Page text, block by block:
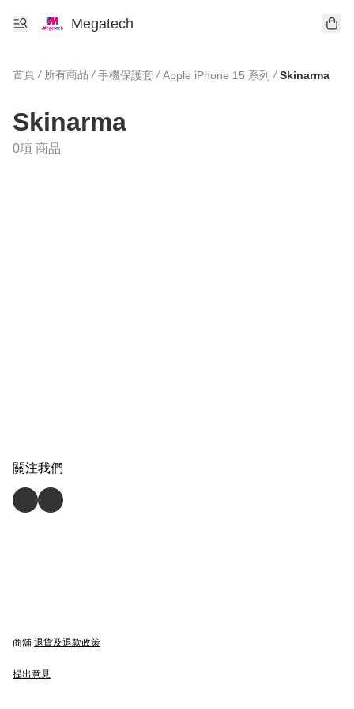
Megatech
首頁 / 所有商品 / 手機保護套 / Apple iPhone 15 系列 / Skinarma
Skinarma
0項 商品
關注我們
商舖 退貨及退款政策
提出意見